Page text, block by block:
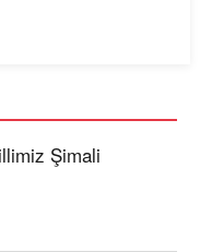
Şimali